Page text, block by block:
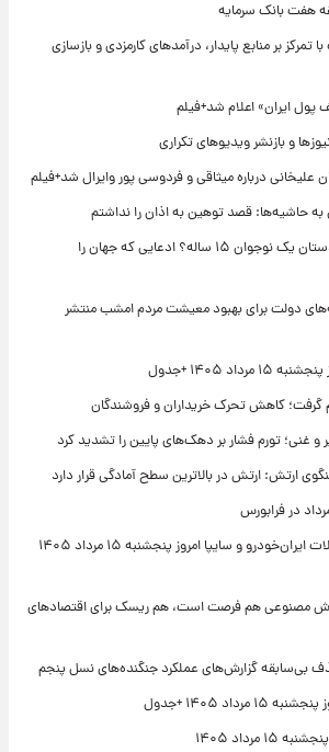
هفت بانک سرمایه
تمرکز بر منابع پایدار، درآمدهای کارمزدی و بازسازی
ایران» اعلام شد+فیلم
و بازنشر ویدیوهای تکراری
درباره میثاقی و فردوسی پور وایرال شد+فیلم
حاشیه‌ها: قصد توهین به اذان را نداشتم
راز طول عمر انسان در دستان یک نوجوان ۱۵ ساله؟ ادعایی که جهان را
دولت برای بهبود معیشت مردم امشب منتشر
۱۴۰۵ +جدول
گرفت؛ کاهش تحرک خریداران و فروشندگان
غنی؛ تورم فشار بر دهک‌های پایین را تشدید کرد
ارتش: ارتش در بالاترین سطح آمادگی قرار دارد
تغییر تند قیمت محصولات ایران‌خودرو و سایپا امروز پنجشنبه ۱۵ مرداد ۱۴۰۵
مصنوعی هم فرصت است، هم ریسک برای اقتصادهای
۱۴۰۵ +جدول
مرداد ۱۴۰۵